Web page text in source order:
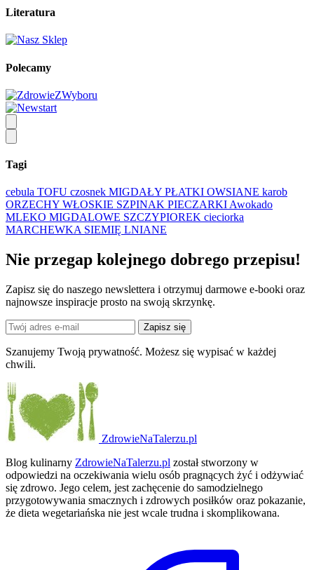
Literatura
Polecamy
Tagi
cebula TOFU czosnek MIGDAŁY PŁATKI OWSIANE karob
ORZECHY WŁOSKIE SZPINAK PIECZARKIAwokado
MLEKO MIGDALOWE SZCZYPIOREK cieciorka
MARCHEWKA SIEMIĘ LNIANE
Nie przegap kolejnego dobrego przepisu!
Zapisz się do naszego newslettera i otrzymuj darmowe e-booki oraz
najnowsze inspiracje prosto na swoją skrzynkę.
Zapisz się
Szanujemy Twoją prywatność. Możesz się wypisać w każdej
chwili.
ZdrowieNaTalerzu.pl
Blog kulinarny ZdrowieNaTalerzu.pl został stworzony w
odpowiedzi na oczekiwania wielu osób pragnących żyć i odżywiać
się zdrowo. Jego celem, jest zachęcenie do samodzielnego
przygotowywania smacznych i zdrowych posiłków oraz pokazanie,
że dieta wegetariańska nie jest wcale trudna i skomplikowana.